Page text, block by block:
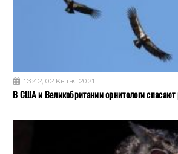
13:42, 02 Квітня 2021
В США и Великобритании орнитологи спасают